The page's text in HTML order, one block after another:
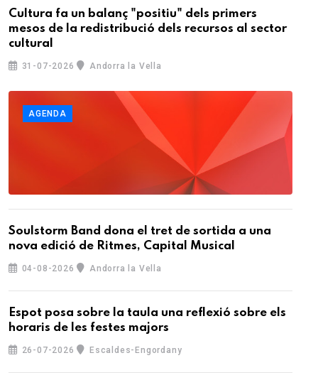
Cultura fa un balanç "positiu" dels primers
mesos de la redistribució dels recursos al sector
cultural
31-07-2026 Andorra la Vella
AGENDA
Soulstorm Band dona el tret de sortida a una
nova edició de Ritmes, Capital Musical
04-08-2026 Andorra la Vella
Espot posa sobre la taula una reflexió sobre els
horaris de les festes majors
26-07-2026 Escaldes-Engordany